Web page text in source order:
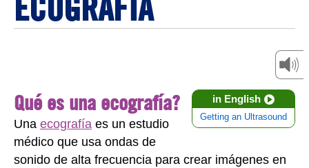
in English
Getting an Ultrasound
Qué es una ecografía?
Una ecografía es un estudio
médico que usa ondas de
sonido de alta frecuencia para crear imágenes en